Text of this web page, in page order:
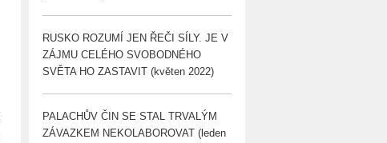
RUSKO ROZUMÍ JEN ŘEČI SÍLY. JE V
ZÁJMU CELÉHO SVOBODNÉHO
SVĚTA HO ZASTAVIT (květen 2022)
PALACHŮV ČIN SE STAL TRVALÝM
ZÁVAZKEM NEKOLABOROVAT (leden